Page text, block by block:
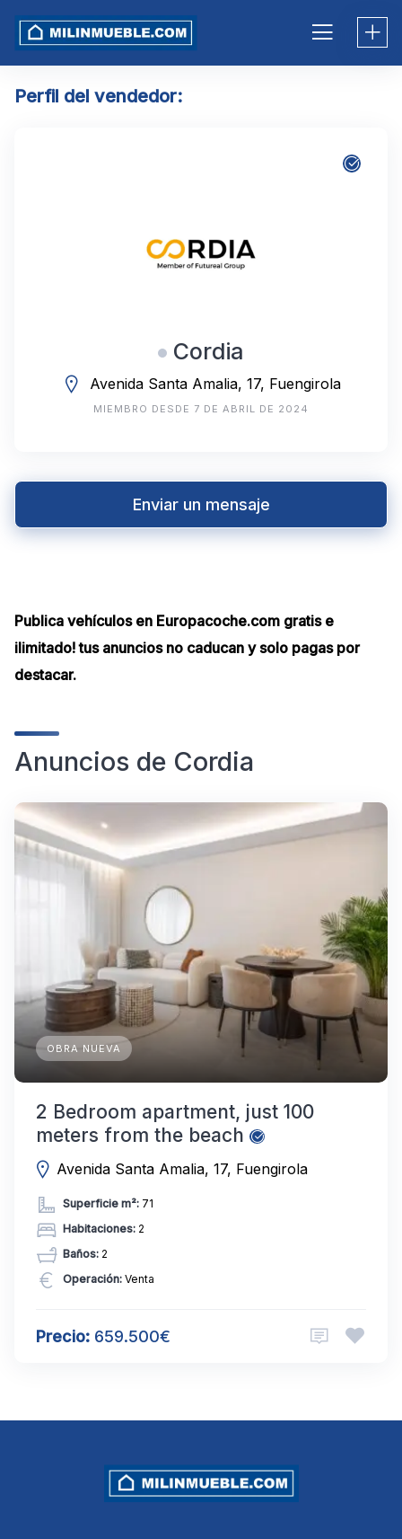
content
Perfil del vendedor:
Cordia
Avenida Santa Amalia, 17, Fuengirola
MIEMBRO DESDE 7 DE ABRIL DE 2024
Enviar un mensaje
Publica vehículos en Europacoche.com gratis e
ilimitado! tus anuncios no caducan y solo pagas por
destacar.
Anuncios de Cordia
OBRA NUEVA
2 Bedroom apartment, just 100
meters from the beach
Avenida Santa Amalia, 17, Fuengirola
Superficie m²: 71
Habitaciones: 2
Baños: 2
Operación: Venta
Precio: 659.500€